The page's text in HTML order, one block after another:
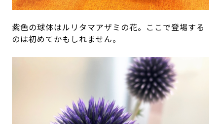
紫色の球体はルリタマアザミの花。ここで登場する
のは初めてかもしれません。